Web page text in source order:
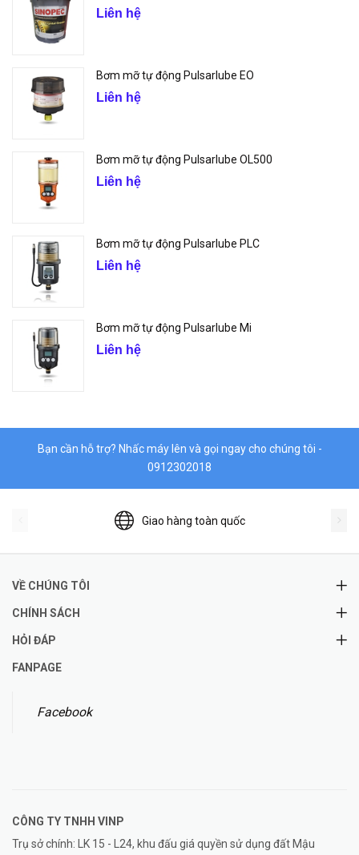
Liên hệ
Bơm mỡ tự động Pulsarlube EO
Liên hệ
Bơm mỡ tự động Pulsarlube OL500
Liên hệ
Bơm mỡ tự động Pulsarlube PLC
Liên hệ
Bơm mỡ tự động Pulsarlube Mi
Liên hệ
Bạn cần hỗ trợ? Nhấc máy lên và gọi ngay cho chúng tôi -
0912302018
Giao hàng toàn quốc
VỀ CHÚNG TÔI
CHÍNH SÁCH
HỎI ĐÁP
FANPAGE
Facebook
CÔNG TY TNHH VINP
Trụ sở chính: LK 15 - L24, khu đấu giá quyền sử dụng đất Mậu